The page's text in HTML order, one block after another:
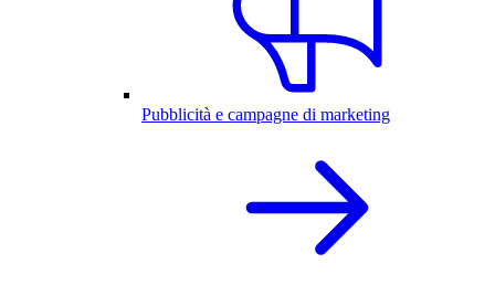
Pubblicità e campagne di marketing